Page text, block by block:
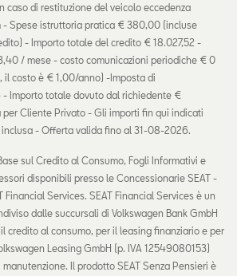
caso di restituzione del veicolo eccedenza
- Spese istruttoria pratica € 380,00 (incluse
- Importo totale del credito € 18.027,52 -
/ mese - costo comunicazioni periodiche € 0
il costo è € 1,00/anno) -Imposta di
Importo totale dovuto dal richiedente €
Cliente Privato - Gli importi fin qui indicati
inclusa - Offerta valida fino al 31-08-2026.
sul Credito al Consumo, Fogli Informativi e
disponibili presso le Concessionarie SEAT -
Financial Services. SEAT Financial Services è un
dalle succursali di Volkswagen Bank GmbH
il credito al consumo, per il leasing finanziario e per
Leasing GmbH (p. IVA 12549080153)
Il prodotto SEAT Senza Pensieri è